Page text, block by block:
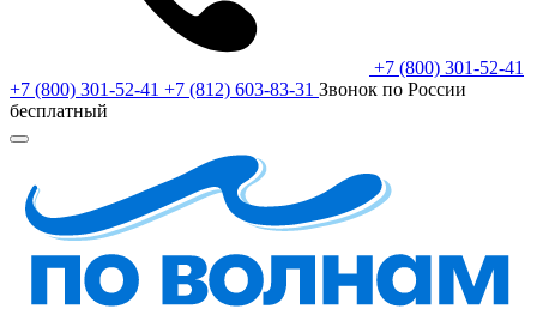
+7 (800) 301-52-41
+7 (800) 301-52-41 +7 (812) 603-83-31 Звонок по России
бесплатный